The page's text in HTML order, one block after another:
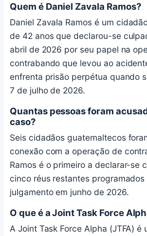
Quem é Daniel Zavala Ramos?
Daniel Zavala Ramos é um
de 42 anos que declarou-se
abril de 2026 por seu papel na
contrabando que levou ao
enfrenta prisão perpétua quando
7 de julho de 2026.
Quantas pessoas foram
caso?
Seis cidadãos guatemaltecos
conexão com a operação de
Ramos é o primeiro a declarar-se
cinco réus restantes programados
julgamento em junho de 2026.
O que é a Joint Task Force
A Joint Task Force Alpha (JTFA) é